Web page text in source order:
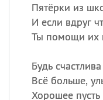
Пятёрки из
И если вдруг
Ты помощи их
Будь
Всё больше,
Хорошее